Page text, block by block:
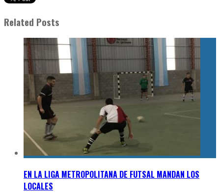
Related Posts
EN LA LIGA METROPOLITANA DE FUTSAL MANDAN LOS
LOCALES